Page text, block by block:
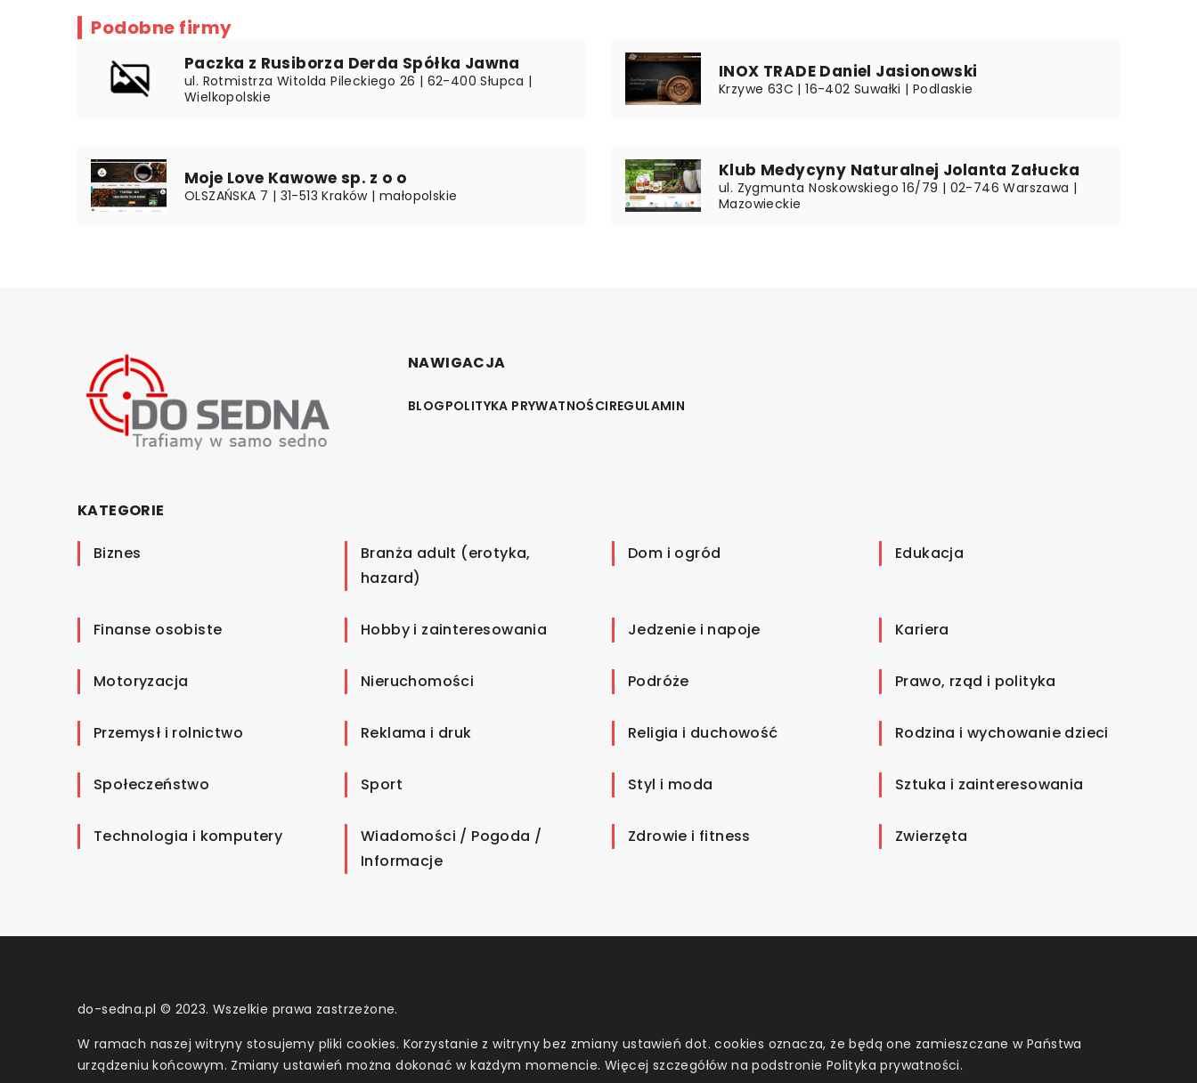
Podobne firmy
Paczka z Rusiborza Derda Spółka Jawna
ul. Rotmistrza Witolda Pileckiego 26 | 62-400 Słupca |
Wielkopolskie
INOX TRADE Daniel Jasionowski
Krzywe 63C | 16-402 Suwałki | Podlaskie
Moje Love Kawowe sp. z o o
OLSZAŃSKA 7 | 31-513 Kraków | małopolskie
Klub Medycyny Naturalnej Jolanta Załucka
ul. Zygmunta Noskowskiego 16/79 | 02-746 Warszawa |
Mazowieckie
NAWIGACJA
BLOGPOLITYKA PRYWATNOŚCIREGULAMIN
KATEGORIE
Biznes
Branża adult (erotyka,
hazard)
Dom i ogród Edukacja
Finanse osobiste Hobby i zainteresowania Jedzenie i napoje Kariera
Motoryzacja Nieruchomości Podróże Prawo, rząd i polityka
Przemysł i rolnictwo Reklama i druk Religia i duchowość Rodzina i wychowanie dzieci
Społeczeństwo Sport Styl i moda Sztuka i zainteresowania
Technologia i komputery
Wiadomości / Pogoda /
Informacje
Zdrowie i fitness Zwierzęta
do-sedna.pl © 2023. Wszelkie prawa zastrzeżone.
W ramach naszej witryny stosujemy pliki cookies. Korzystanie z witryny bez zmiany ustawień dot. cookies oznacza, że będą one zamieszczane w Państwa
urządzeniu końcowym. Zmiany ustawień można dokonać w każdym momencie. Więcej szczegółów na podstronie Polityka prywatności.